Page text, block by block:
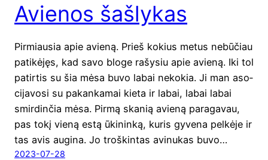
Avienos šašlykas
Pir­miau­sia apie avie­ną. Prieš kokius metus nebū­čiau
pati­kė­jęs, kad savo blo­ge rašy­siu apie avie­ną. Iki tol
patir­tis su šia mėsa buvo labai neko­kia. Ji man aso­
ci­ja­vo­si su pakan­ka­mai kie­ta ir labai, labai labai
smir­din­čia mėsa. Pir­mą ska­nią avie­ną para­ga­vau,
pas tokį vie­ną estą ūki­nin­ką, kuris gyve­na pel­kė­je ir
tas avis augi­na. Jo troš­kin­tas avi­nu­kas buvo…
2023-07-28